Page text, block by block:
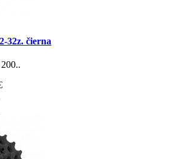
32z. čierna